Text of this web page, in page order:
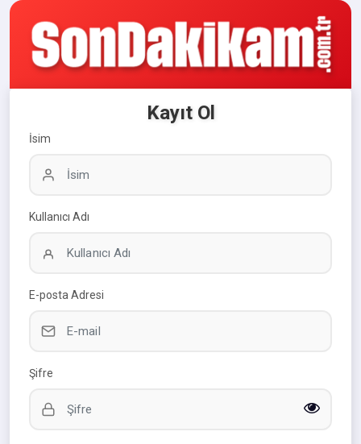
Kayıt Ol
İsim
Kullanıcı Adı
E-posta Adresi
Şifre